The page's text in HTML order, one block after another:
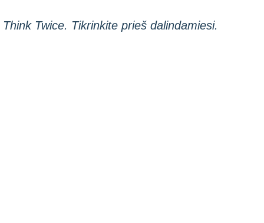
Think Twice. Tikrinkite prieš dalindamiesi.